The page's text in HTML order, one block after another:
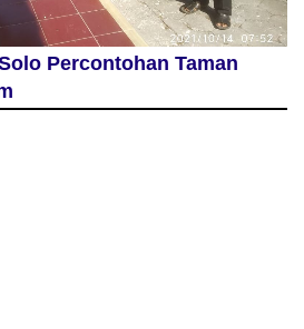
Percontohan Taman